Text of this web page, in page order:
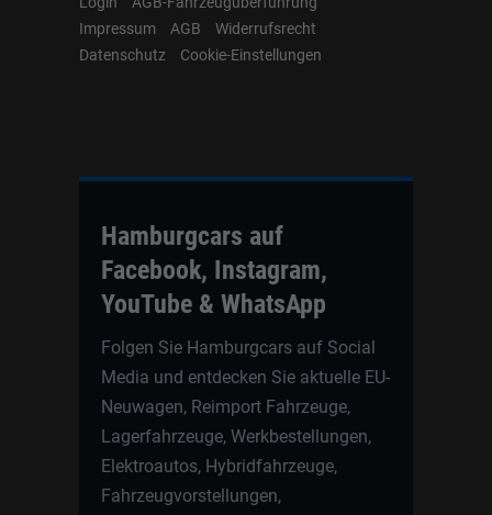
Impressum
AGB
Widerrufsrecht
Datenschutz
Cookie-Einstellungen
Hamburgcars auf
Facebook, Instagram,
YouTube & WhatsApp
Folgen Sie Hamburgcars auf Social
Media und entdecken Sie aktuelle EU-
Neuwagen, Reimport Fahrzeuge,
Lagerfahrzeuge, Werkbestellungen,
Elektroautos, Hybridfahrzeuge,
Fahrzeugvorstellungen,